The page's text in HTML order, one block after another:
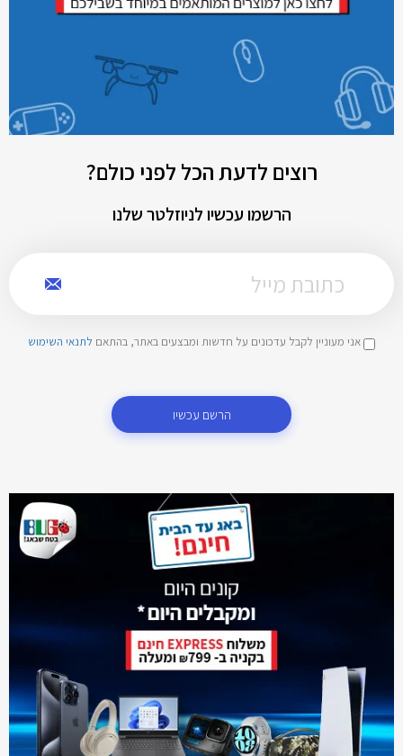
רוצים לדעת הכל לפני כולם?
הרשמו עכשיו לניוזלטר שלנו
אני מעוניין לקבל עדכונים על חדשות ומבצעים באתר, בהתאם לתנאי השימוש
הרשם עכשיו